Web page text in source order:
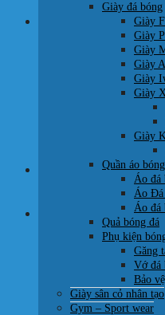
Chưa có sản
Quay trở lại cửa
HOTLINE:
0707 22 77 93
Chưa có sản phẩm trong
Giày đá bóng
Giày
Giày
Giày
Giày
Giày
Giày
Giày
Quần áo
Áo đá
Áo Đá
Áo đá
Quả bóng đá
Phụ kiện
Găng
Vớ đá
Bảo
Giày sân cỏ nhân tạo
Gym – Sport wear